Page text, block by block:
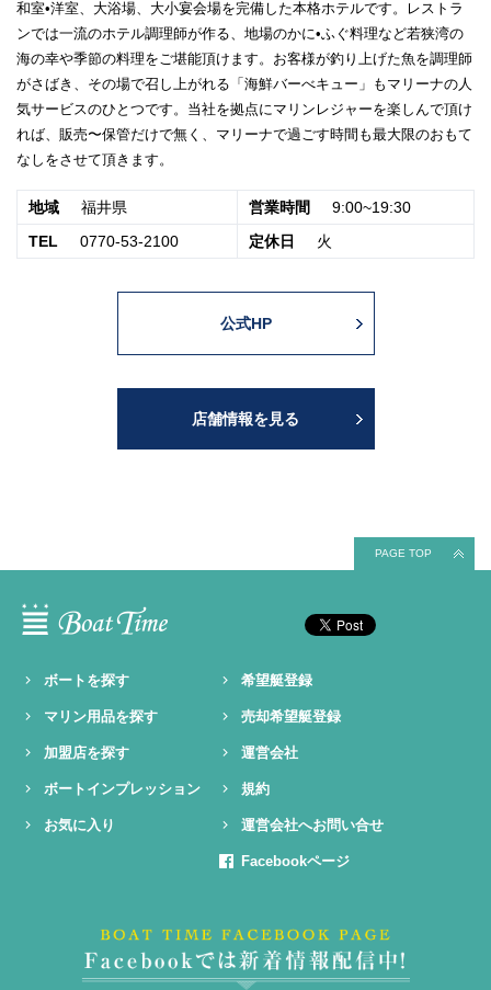
和室•洋室、大浴場、大小宴会場を完備した本格ホテルです。レストラ
ンでは一流のホテル調理師が作る、地場のかに•ふぐ料理など若狭湾の
海の幸や季節の料理をご堪能頂けます。お客様が釣り上げた魚を調理師
がさばき、その場で召し上がれる「海鮮バーべキュー」もマリーナの人
気サービスのひとつです。当社を拠点にマリンレジャーを楽しんで頂け
れば、販売〜保管だけで無く、マリーナで過ごす時間も最大限のおもて
なしをさせて頂きます。
地域 福井県 営業時間
9:00~19:30
TEL
0770-53-2100 定休日 火
公式HP
店舗情報を見る
PAGE TOP
ボートを探す
マリン用品を探す
加盟店を探す
ボートインプレッション
お気に入り
希望艇登録
売却希望艇登録
運営会社
規約
運営会社へお問い合せ
Facebookページ